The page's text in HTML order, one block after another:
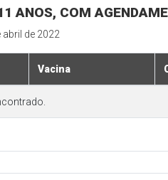
ANOS, COM
abril de 2022
Vacina